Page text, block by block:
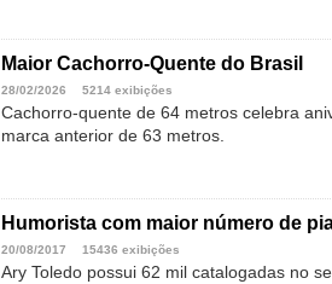
Maior Cachorro-Quente do Brasil
28/02/2026 5214 exibições
Cachorro-quente de 64 metros celebra
marca anterior de 63 metros.
Humorista com maior número de
20/08/2017 15436 exibições
Ary Toledo possui 62 mil catalogadas no